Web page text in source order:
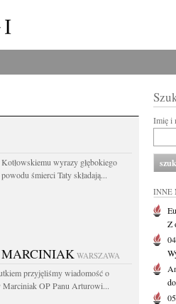
wyrazy głębokiego
śmierci Taty składają...
MARCINIAK WARSZAWA
przyjęliśmy wiadomość o
Marciniak OP Panu Arturowi...
Imię i
INNE
Z